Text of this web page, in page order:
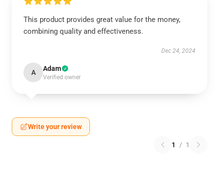
This product provides great value for the money,
combining quality and effectiveness.
Dec 24, 2024
A Adam
Verified owner
Write your review
1 / 1